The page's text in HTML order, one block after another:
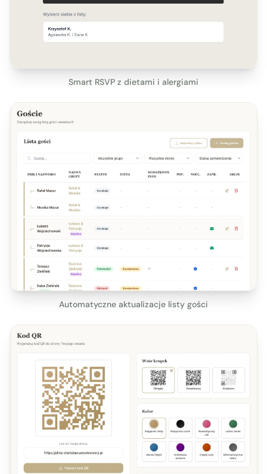
Smart RSVP z dietami i alergiami
Automatyczne aktualizacje listy gości